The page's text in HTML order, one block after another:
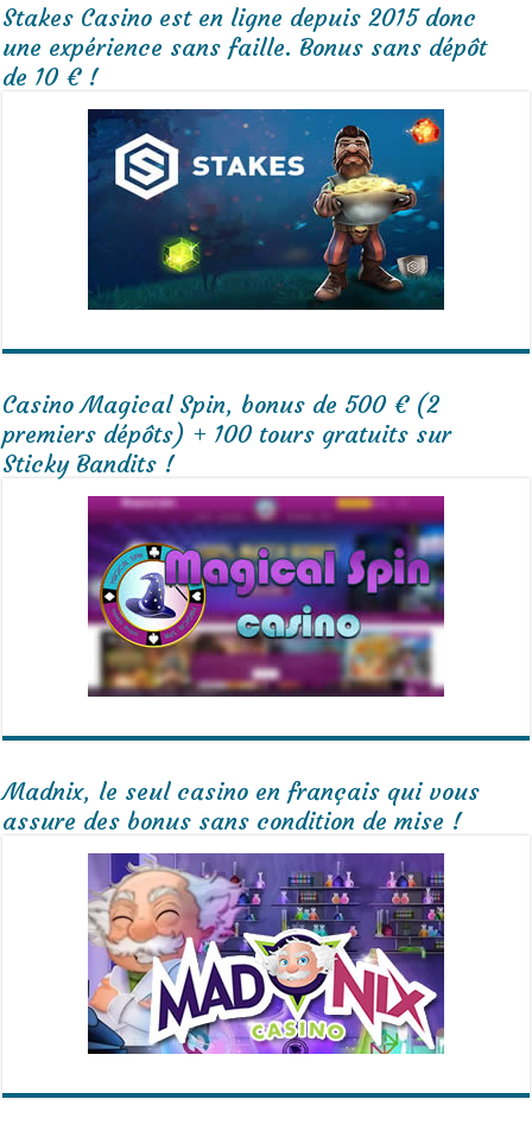
Stakes Casino est en ligne depuis 2015 donc
une expérience sans faille. Bonus sans dépôt
de 10 € !
Casino Magical Spin, bonus de 500 € (2
premiers dépôts) + 100 tours gratuits sur
Sticky Bandits !
Madnix, le seul casino en français qui vous
assure des bonus sans condition de mise !